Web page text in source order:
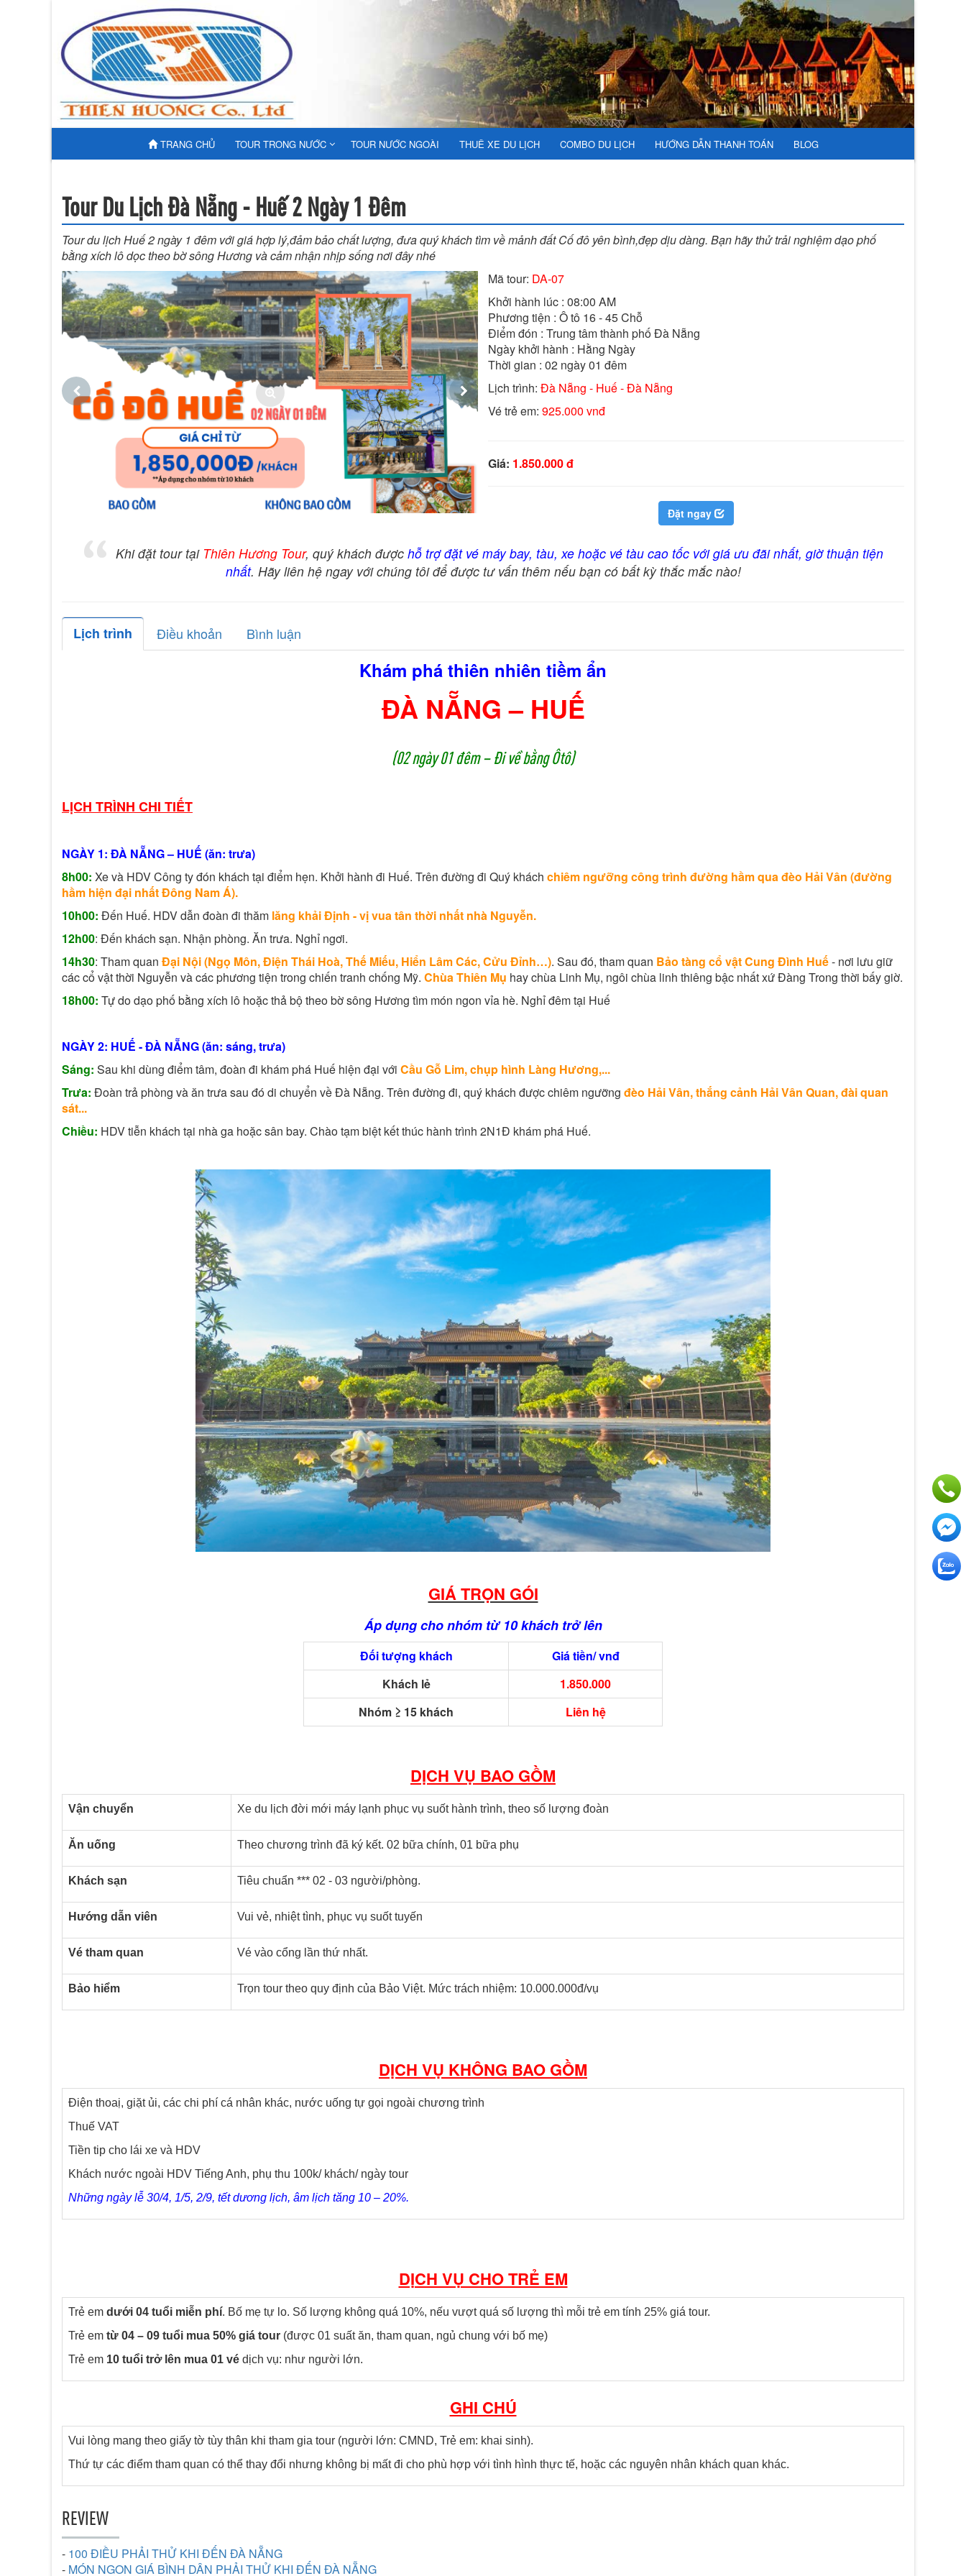
TRANG CHỦ TOUR TRONG NƯỚC TOUR NƯỚC NGOÀI THUÊ XE DU LỊCH COMBO DU LỊCH HƯỚNG DẪN THANH TOÁN BLOG
Tour Du Lịch Đà Nẵng - Huế 2 Ngày 1 Đêm
Tour du lịch Huế 2 ngày 1 đêm với giá hợp lý,đảm bảo chất lượng, đưa quý khách tìm về mảnh đất Cố đô yên bình,đẹp dịu dàng. Bạn hãy thử trải nghiệm dạo phố
bằng xích lô dọc theo bờ sông Hương và cảm nhận nhịp sống nơi đây nhé
Mã tour: DA-07
Khởi hành lúc : 08:00 AM
Phương tiện : Ô tô 16 - 45 Chỗ
Điểm đón : Trung tâm thành phố Đà Nẵng
Ngày khởi hành : Hằng Ngày
Thời gian : 02 ngày 01 đêm
Lịch trình: Đà Nẵng - Huế - Đà Nẵng
Vé trẻ em: 925.000 vnđ
Giá: 1.850.000 đ
Đặt ngay
Tour du lịch Đà Nẵng -Huế 2 ngày 1 đêm
Khi đặt tour tại Thiên Hương Tour, quý khách được hỗ trợ đặt vé máy bay, tàu, xe hoặc vé tàu cao tốc với giá ưu đãi nhất, giờ thuận tiện
nhất. Hãy liên hệ ngay với chúng tôi để được tư vấn thêm nếu bạn có bất kỳ thắc mắc nào!
Lịch trình Điều khoản Bình luận
Khám phá thiên nhiên tiềm ẩn
ĐÀ NẴNG – HUẾ
(02 ngày 01 đêm – Đi về bằng Ôtô)
LỊCH TRÌNH CHI TIẾT
NGÀY 1: ĐÀ NẴNG – HUẾ (ăn: trưa)
8h00: Xe và HDV Công ty đón khách tại điểm hẹn. Khởi hành đi Huế. Trên đường đi Quý khách chiêm ngưỡng công trình đường hầm qua đèo Hải Vân (đường
hầm hiện đại nhất Đông Nam Á).
10h00: Đến Huế. HDV dẫn đoàn đi thăm lăng khải Định - vị vua tân thời nhất nhà Nguyễn.
12h00: Đến khách sạn. Nhận phòng. Ăn trưa. Nghỉ ngơi.
14h30: Tham quan Đại Nội (Ngọ Môn, Điện Thái Hoà, Thế Miếu, Hiển Lâm Các, Cửu Đỉnh…). Sau đó, tham quan Bảo tàng cổ vật Cung Đình Huế- nơi lưu giữ
các cổ vật thời Nguyễn và các phương tiện trong chiến tranh chống Mỹ. Chùa Thiên Mụ hay chùa Linh Mụ, ngôi chùa linh thiêng bậc nhất xứ Đàng Trong thời bấy giờ.
18h00: Tự do dạo phố bằng xích lô hoặc thả bộ theo bờ sông Hương tìm món ngon vỉa hè. Nghỉ đêm tại Huế
NGÀY 2: HUẾ - ĐÀ NẴNG (ăn: sáng, trưa)
Sáng: Sau khi dùng điểm tâm, đoàn đi khám phá Huế hiện đại với Cầu Gỗ Lim, chụp hình Làng Hương,...
Trưa: Đoàn trả phòng và ăn trưa sau đó di chuyển về Đà Nẵng. Trên đường đi, quý khách được chiêm ngưỡng đèo Hải Vân, thắng cảnh Hải Vân Quan, đài quan
sát...
Chiều: HDV tiễn khách tại nhà ga hoặc sân bay. Chào tạm biệt kết thúc hành trình 2N1Đ khám phá Huế.
GIÁ TRỌN GÓI
Áp dụng cho nhóm từ 10 khách trở lên
Đối tượng khách
Giá tiền/ vnđ
Khách lẻ
1.850.000
Nhóm ≥ 15 khách
Liên hệ
DỊCH VỤ BAO GỒM
Vận chuyển Xe du lịch đời mới máy lạnh phục vụ suốt hành trình, theo số lượng đoàn
Ăn uống Theo chương trình đã ký kết. 02 bữa chính, 01 bữa phụ
Khách sạn Tiêu chuẩn *** 02 - 03 người/phòng.
Hướng dẫn viên Vui vẻ, nhiệt tình, phục vụ suốt tuyến
Vé tham quan Vé vào cổng lần thứ nhất.
Bảo hiểm Trọn tour theo quy định của Bảo Việt. Mức trách nhiệm: 10.000.000đ/vụ
DỊCH VỤ KHÔNG BAO GỒM
Điện thoaị, giặt ủi, các chi phí cá nhân khác, nước uống tự gọi ngoài chương trình
Thuế VAT
Tiền tip cho lái xe và HDV
Khách nước ngoài HDV Tiếng Anh, phụ thu 100k/ khách/ ngày tour
Những ngày lễ 30/4, 1/5, 2/9, tết dương lịch, âm lịch tăng 10 – 20%.
DỊCH VỤ CHO TRẺ EM
Trẻ em dưới 04 tuổi miễn phí. Bố mẹ tự lo. Số lượng không quá 10%, nếu vượt quá số lượng thì mỗi trẻ em tính 25% giá tour.
Trẻ em từ 04 – 09 tuổi mua 50% giá tour (được 01 suất ăn, tham quan, ngủ chung với bố mẹ)
Trẻ em 10 tuổi trở lên mua 01 vé dịch vụ: như người lớn.
GHI CHÚ
Vui lòng mang theo giấy tờ tùy thân khi tham gia tour (người lớn: CMND, Trẻ em: khai sinh).
Thứ tự các điểm tham quan có thể thay đổi nhưng không bị mất đi cho phù hợp với tình hình thực tế, hoặc các nguyên nhân khách quan khác.
REVIEW
- 100 ĐIỀU PHẢI THỬ KHI ĐẾN ĐÀ NẴNG
- MÓN NGON GIÁ BÌNH DÂN PHẢI THỬ KHI ĐẾN ĐÀ NẴNG